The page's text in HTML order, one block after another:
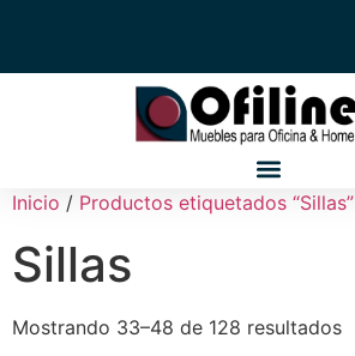
Inicio / Productos etiquetados “Sillas”
Sillas
Mostrando 33–48 de 128 resultados